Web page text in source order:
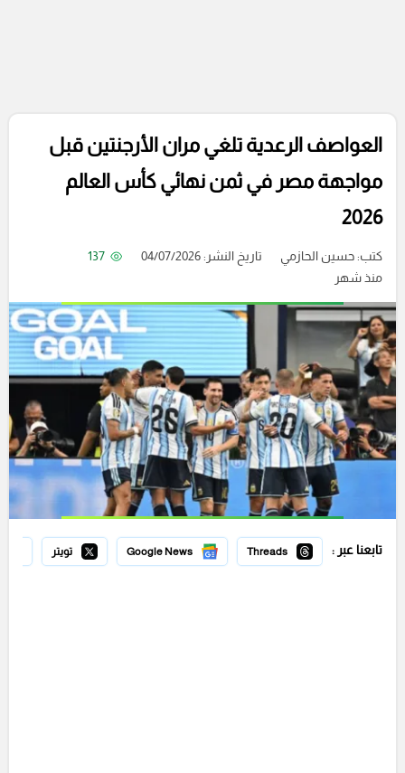
العواصف الرعدية تلغي مران الأرجنتين قبل
مواجهة مصر في ثمن نهائي كأس العالم
2026
كتب:حسين الحازمي تاريخ النشر: 04/07/2026
137
منذ شهر
تابعنا عبر : Threads
Google News تويتر